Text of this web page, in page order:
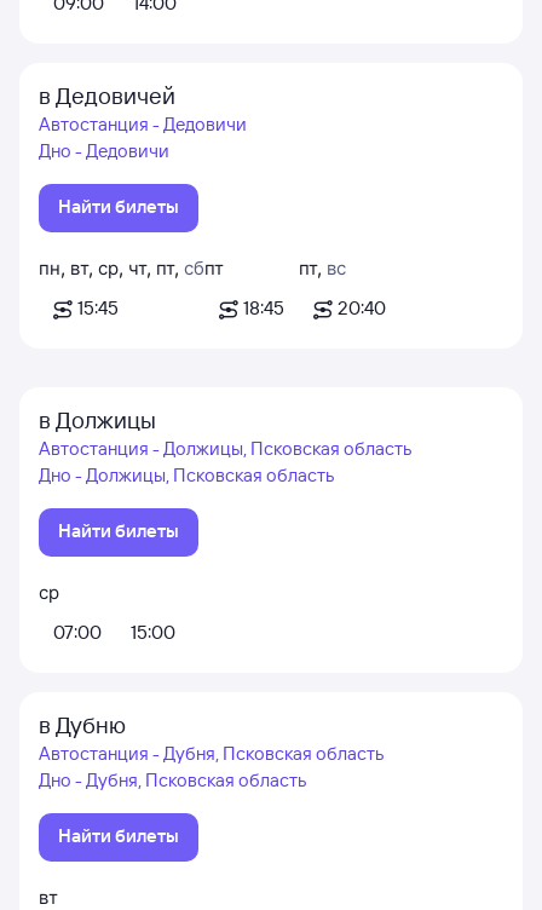
в Дедовичей
Автостанция - Дедовичи
Дно - Дедовичи
Найти билеты
пн, вт, ср, чт, пт, сб
15:45
пт
18:45
пт, вс
20:40
в Должицы
Автостанция - Должицы, Псковская область
Дно - Должицы, Псковская область
Найти билеты
ср
07:00
15:00
в Дубню
Автостанция - Дубня, Псковская область
Дно - Дубня, Псковская область
Найти билеты
вт